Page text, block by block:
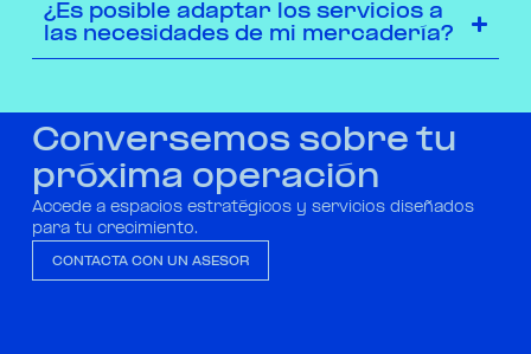
¿Es posible adaptar los servicios a
las necesidades de mi mercadería?
Conversemos sobre tu
próxima operación
Accede a espacios estratégicos y servicios diseñados
para tu crecimiento.
CONTACTA CON UN ASESOR